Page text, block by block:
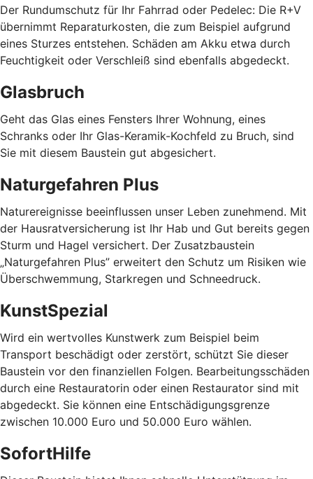
Der Rundumschutz für Ihr Fahrrad oder Pedelec: Die R+V
übernimmt Reparaturkosten, die zum Beispiel aufgrund
eines Sturzes entstehen. Schäden am Akku etwa durch
Feuchtigkeit oder Verschleiß sind ebenfalls abgedeckt.
Glasbruch
Geht das Glas eines Fensters Ihrer Wohnung, eines
Schranks oder Ihr Glas-Keramik-Kochfeld zu Bruch, sind
Sie mit diesem Baustein gut abgesichert.
Naturgefahren Plus
Naturereignisse beeinflussen unser Leben zunehmend. Mit
der Hausratversicherung ist Ihr Hab und Gut bereits gegen
Sturm und Hagel versichert. Der Zusatzbaustein
„Naturgefahren Plus” erweitert den Schutz um Risiken wie
Überschwemmung, Starkregen und Schneedruck.
KunstSpezial
Wird ein wertvolles Kunstwerk zum Beispiel beim
Transport beschädigt oder zerstört, schützt Sie dieser
Baustein vor den finanziellen Folgen. Bearbeitungsschäden
durch eine Restauratorin oder einen Restaurator sind mit
abgedeckt. Sie können eine Entschädigungsgrenze
zwischen 10.000 Euro und 50.000 Euro wählen.
SofortHilfe